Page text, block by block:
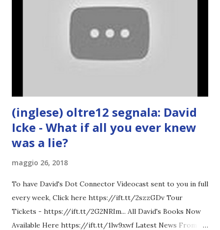
(inglese) oltre12 segnala: David
Icke - What if all you ever knew
was a lie?
maggio 26, 2018
To have David's Dot Connector Videocast sent to you in full
every week, Click here https://ift.tt/2szzGDv Tour
Tickets - https://ift.tt/2G2NRIm... All David's Books Now
Available Here https://ift.tt/1lw9xwf Latest News From